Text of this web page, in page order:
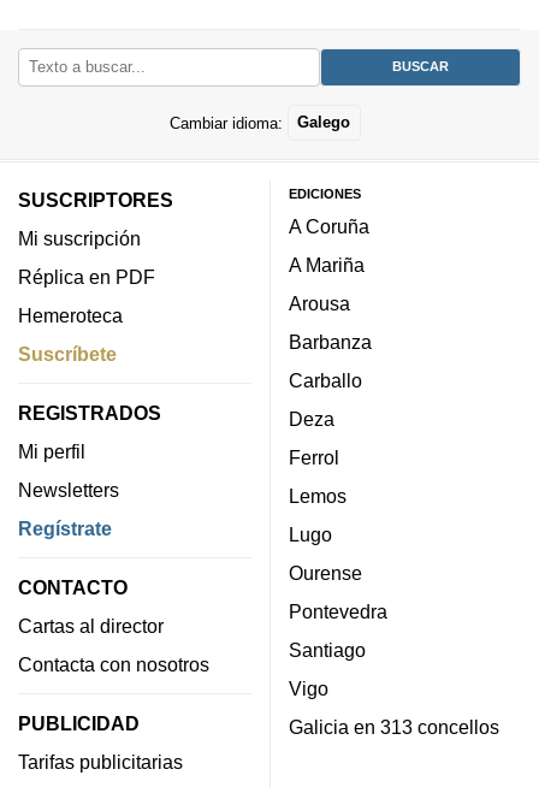
Cambiar idioma: Galego
SUSCRIPTORES
Mi suscripción
Réplica en PDF
Hemeroteca
Suscríbete
REGISTRADOS
Mi perfil
Newsletters
Regístrate
CONTACTO
Cartas al director
Contacta con nosotros
PUBLICIDAD
Tarifas publicitarias
EDICIONES
A Coruña
A Mariña
Arousa
Barbanza
Carballo
Deza
Ferrol
Lemos
Lugo
Ourense
Pontevedra
Santiago
Vigo
Galicia en 313 concellos